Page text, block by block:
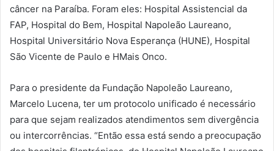
câncer na Paraíba. Foram eles: Hospital Assistencial da
FAP, Hospital do Bem, Hospital Napoleão Laureano,
Hospital Universitário Nova Esperança (HUNE), Hospital
São Vicente de Paulo e HMais Onco.
Para o presidente da Fundação Napoleão Laureano,
Marcelo Lucena, ter um protocolo unificado é necessário
para que sejam realizados atendimentos sem divergência
ou intercorrências. “Então essa está sendo a preocupação